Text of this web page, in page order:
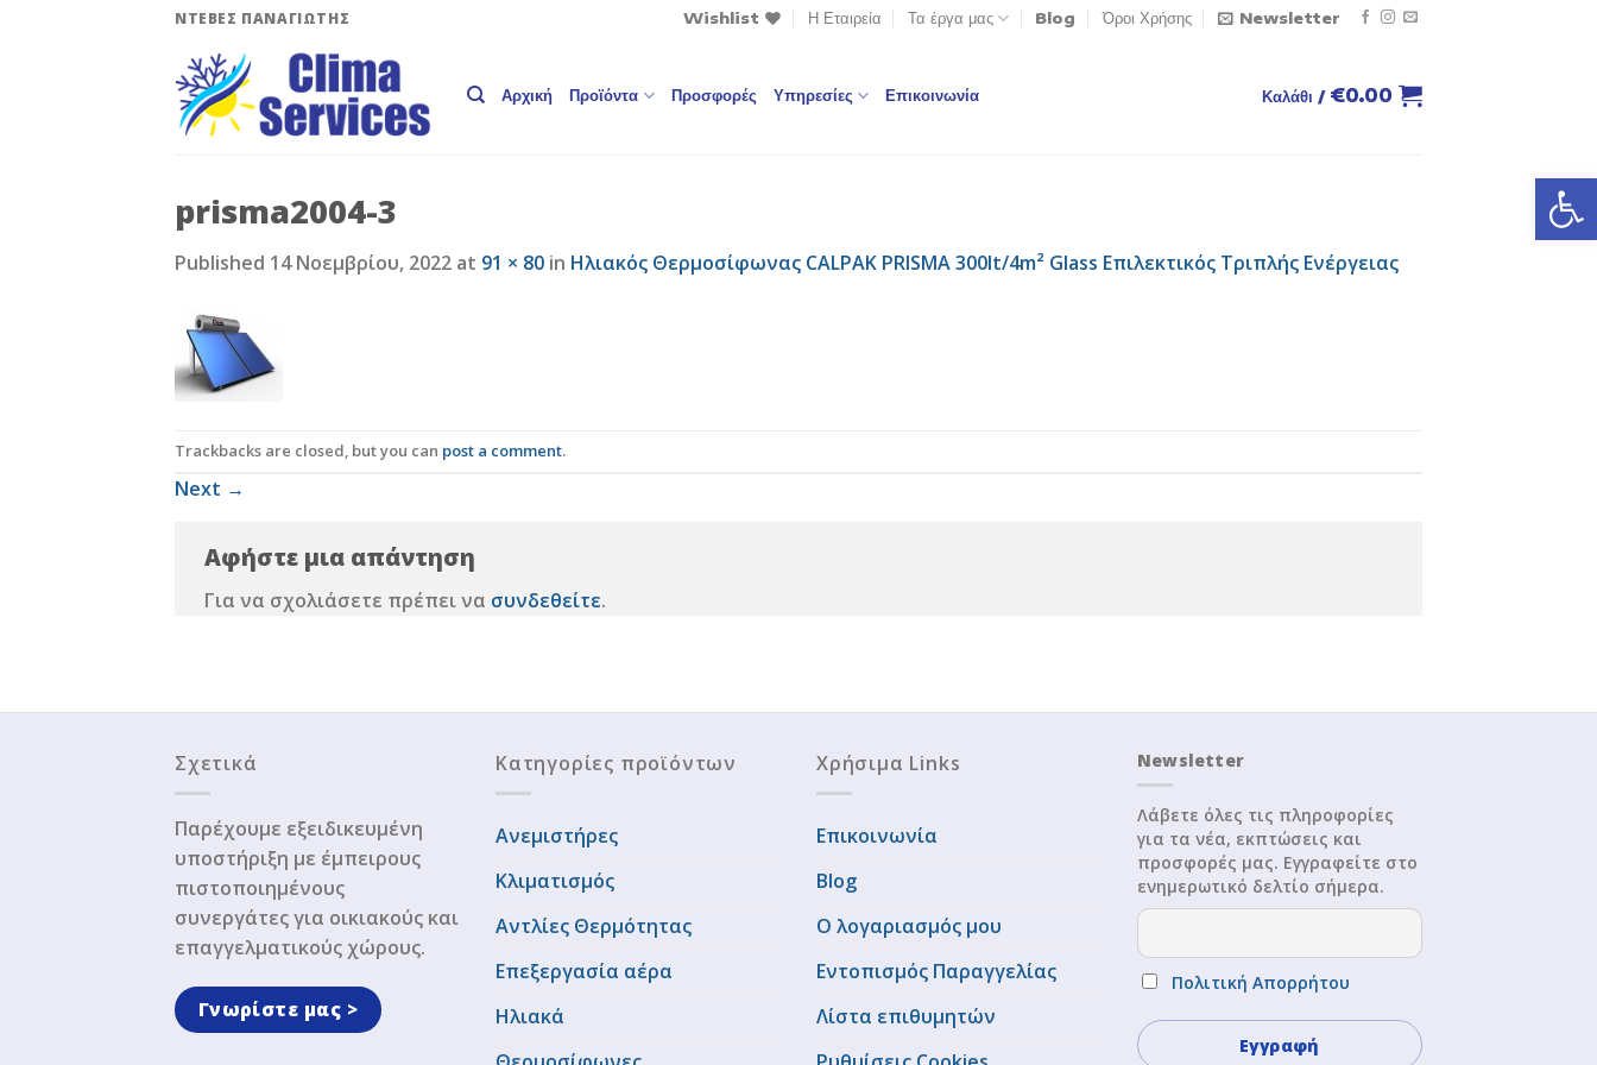
ΝΤΕΒΕΣ ΠΑΝΑΓΙΩΤΗΣ Wishlist Η Εταιρεία Τα έργα μας Blog Όροι Χρήσης Newsletter
Αρχική Προϊόντα Προσφορές Υπηρεσίες Επικοινωνία Καλάθι / €0.00
prisma2004-3
Published 14 Νοεμβρίου, 2022 at 91 × 80 in Ηλιακός Θερμοσίφωνας CALPAK PRISMA 300lt/4m² Glass Επιλεκτικός Τριπλής Ενέργειας
Trackbacks are closed, but you can post a comment.
Next →
Αφήστε μια απάντηση
Για να σχολιάσετε πρέπει να συνδεθείτε.
Σχετικά
Παρέχουμε εξειδικευμένη
υποστήριξη με έμπειρους
πιστοποιημένους
συνεργάτες για οικιακούς και
επαγγελματικούς χώρους.
Γνωρίστε μας >
Κατηγορίες προϊόντων
Ανεμιστήρες
Κλιματισμός
Αντλίες Θερμότητας
Επεξεργασία αέρα
Ηλιακά
Χρήσιμα Links
Επικοινωνία
Blog
Ο λογαριασμός μου
Εντοπισμός Παραγγελίας
Λίστα επιθυμητών
Newsletter
Λάβετε όλες τις πληροφορίες
για τα νέα, εκπτώσεις και
προσφορές μας. Εγγραφείτε στο
ενημερωτικό δελτίο σήμερα.
Πολιτική Απορρήτου